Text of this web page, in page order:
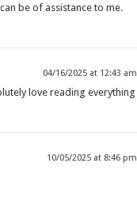
be of assistance to me.
04/16/2025 at 12:43 am
love reading everything
10/05/2025 at 8:46 pm